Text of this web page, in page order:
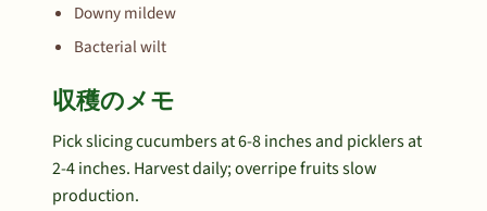
Downy mildew
Bacterial wilt
収穫のメモ
Pick slicing cucumbers at 6-8 inches and picklers at
2-4 inches. Harvest daily; overripe fruits slow
production.